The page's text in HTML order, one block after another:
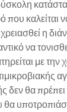
που καλείται
η
να
με την
δεν θα